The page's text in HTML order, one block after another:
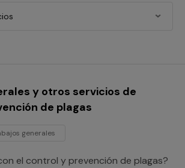
y otros servicios de
de plagas
generales
el control y prevención de plagas?